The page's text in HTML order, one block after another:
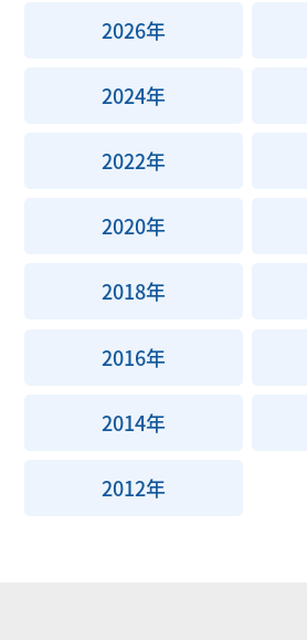
2026年
2024年
2022年
2020年
2018年
2016年
2014年
2012年